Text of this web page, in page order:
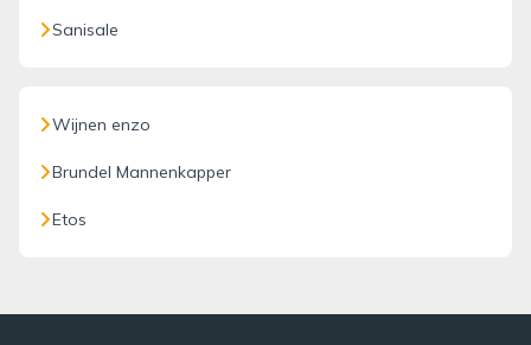
Sanisale
Wijnen enzo
Brundel Mannenkapper
Etos